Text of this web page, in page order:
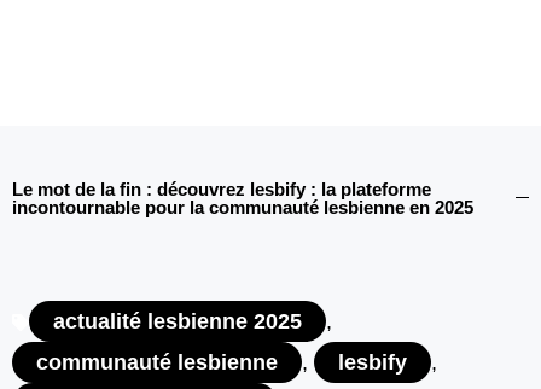
Le mot de la fin : découvrez lesbify : la plateforme
incontournable pour la communauté lesbienne en 2025
actualité lesbienne 2025
,
communauté lesbienne
, lesbify
,